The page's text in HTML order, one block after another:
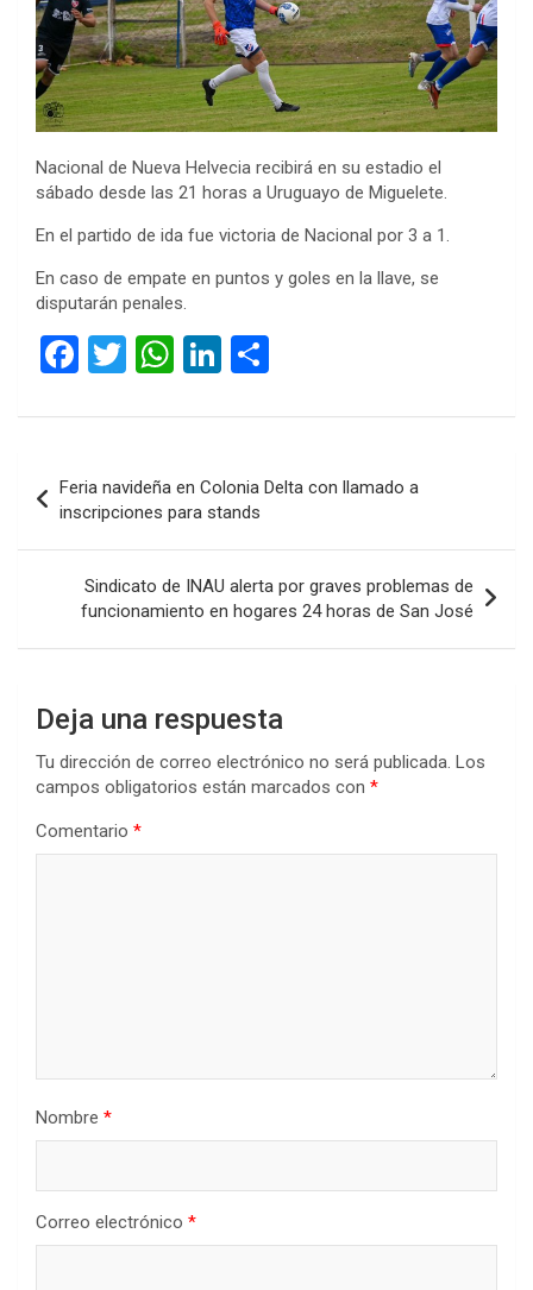
Nacional de Nueva Helvecia recibirá en su estadio el
sábado desde las 21 horas a Uruguayo de Miguelete.
En el partido de ida fue victoria de Nacional por 3 a 1.
En caso de empate en puntos y goles en la llave, se
disputarán penales.
F
ce
b
o
o
k
T
tt
er
W
at
A
p
p
Li
ke
dI
n
m
p
ar
tir
de
entradas
Feria navideña en Colonia Delta con llamado a
inscripciones para stands
Sindicato de INAU alerta por graves problemas de
funcionamiento en hogares 24 horas de San José
Deja una respuesta
Tu dirección de correo electrónico no será publicada. Los
campos obligatorios están marcados con *
Comentario *
Nombre *
Correo electrónico *